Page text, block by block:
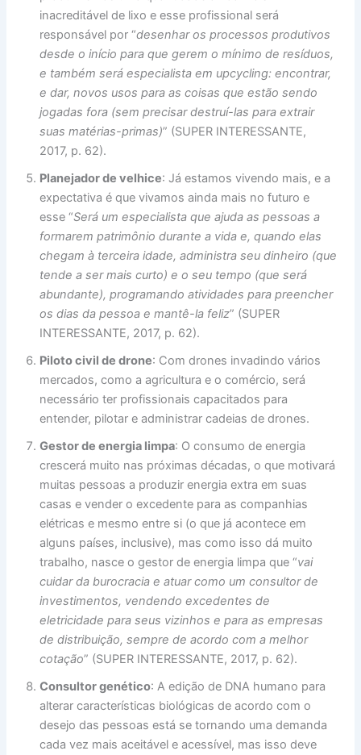
inacreditável de lixo e esse profissional será
responsável por “desenhar os processos produtivos
desde o início para que gerem o mínimo de resíduos,
e também será especialista em upcycling: encontrar,
e dar, novos usos para as coisas que estão sendo
jogadas fora (sem precisar destruí-las para extrair
suas matérias-primas)” (SUPER INTERESSANTE,
2017, p. 62).
Planejador de velhice: Já estamos vivendo mais, e a
expectativa é que vivamos ainda mais no futuro e
esse “Será um especialista que ajuda as pessoas a
formarem patrimônio durante a vida e, quando elas
chegam à terceira idade, administra seu dinheiro (que
tende a ser mais curto) e o seu tempo (que será
abundante), programando atividades para preencher
os dias da pessoa e mantê-la feliz” (SUPER
INTERESSANTE, 2017, p. 62).
Piloto civil de drone: Com drones invadindo vários
mercados, como a agricultura e o comércio, será
necessário ter profissionais capacitados para
entender, pilotar e administrar cadeias de drones.
Gestor de energia limpa: O consumo de energia
crescerá muito nas próximas décadas, o que motivará
muitas pessoas a produzir energia extra em suas
casas e vender o excedente para as companhias
elétricas e mesmo entre si (o que já acontece em
alguns países, inclusive), mas como isso dá muito
trabalho, nasce o gestor de energia limpa que “vai
cuidar da burocracia e atuar como um consultor de
investimentos, vendendo excedentes de
eletricidade para seus vizinhos e para as empresas
de distribuição, sempre de acordo com a melhor
cotação” (SUPER INTERESSANTE, 2017, p. 62).
Consultor genético: A edição de DNA humano para
alterar características biológicas de acordo com o
desejo das pessoas está se tornando uma demanda
cada vez mais aceitável e acessível, mas isso deve